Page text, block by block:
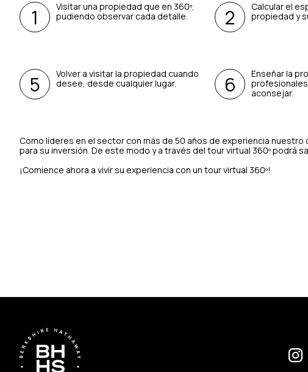
Visitar una propiedad que en 360º,
pudiendo observar cada detalle.
Calcular el
propiedad y
Volver a visitar la propiedad cuando
desee, desde cualquier lugar.
Enseñar la
aconsejar.
Como líderes en el sector con más de 50 años de experiencia
para su inversión. De este modo y a través del tour virtual 360º podrá
¡Comience ahora a vivir su experiencia con un tour virtual 360º!